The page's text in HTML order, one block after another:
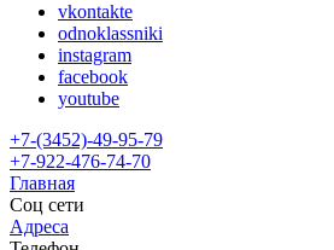
vkontakte
odnoklassniki
instagram
facebook
youtube
+7-(3452)-49-95-79
+7-922-476-74-70
Главная
Соц сети
Адреса